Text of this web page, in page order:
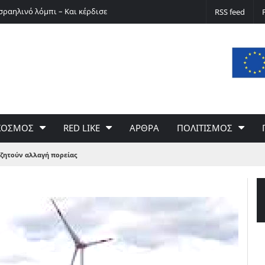
λόμπι – Και κέρδισε Ο Ερνστ Φίσερ για τις Δίκες της Μόσχας
RSS feed
RED LIKE ΑΡΘΡΑ ΠΟΛΙΤΙΣΜΟΣ
αλλαγή πορείας